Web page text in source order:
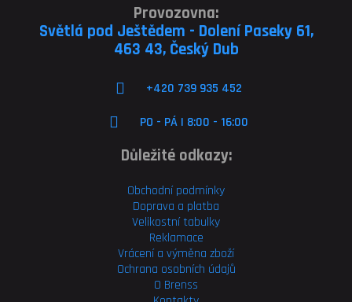
Provozovna:
Světlá pod Ještědem - Dolení Paseky 61,
463 43, Český Dub
+420 739 935 452
PO - PÁ | 8:00 - 16:00
Důležité odkazy:
Obchodní podmínky
Doprava a platba
Velikostní tabulky
Reklamace
Vrácení a výměna zboží
Ochrana osobních údajů
O Brenss